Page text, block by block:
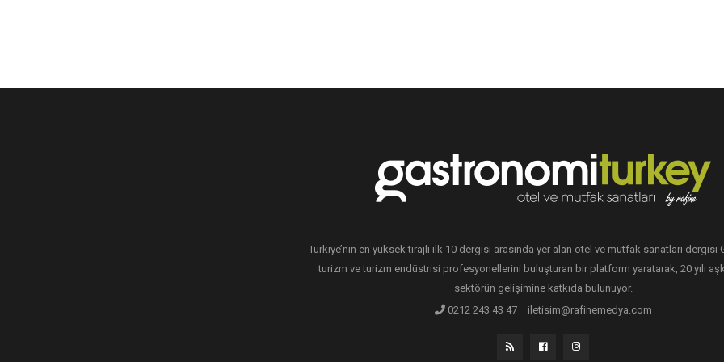
Türkiye’nin en yüksek tirajlı ilk 10 dergisi arasında yer alan otel ve mutfak sanatları dergisi
turizm ve turizm endüstrisi profesyonellerini buluşturan bir platform yaratarak, 20 yılı
sektörün gelişimine katkıda bulunuyor.
0212 243 43 47
iletisim@rafinemedya.com